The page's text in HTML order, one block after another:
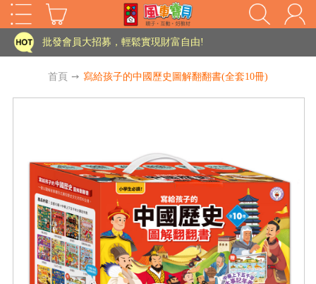
HOT
批發會員大招募，輕鬆實現財富自由!
老師您好!!幼教會員火熱招募中~
海外購物免煩惱！點我查看『海外購物流程說明』
批發會員大招募，輕鬆實現財富自由!
如需更改或重開發票 需在訂單成立三天內通知客服 寄回發票需附上回郵郵票
老師您好!!幼教會員火熱招募中~
海外購物免煩惱！點我查看『海外購物流程說明』
首頁 ➙ 寫給孩子的中國歷史圖解翻翻書(全套10冊)